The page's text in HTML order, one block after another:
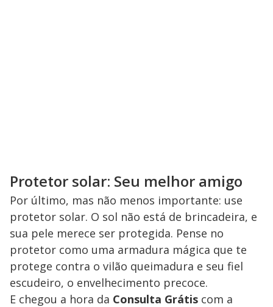
Protetor solar: Seu melhor amigo
Por último, mas não menos importante: use
protetor solar. O sol não está de brincadeira, e
sua pele merece ser protegida. Pense no
protetor como uma armadura mágica que te
protege contra o vilão queimadura e seu fiel
escudeiro, o envelhecimento precoce.
E chegou a hora da Consulta Grátis com a